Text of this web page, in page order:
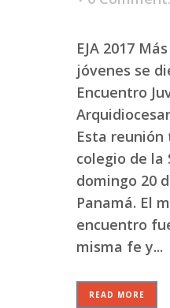
EJA 2017
jóvenes se
Encuentro
Esta reunión
colegio de la
domingo 20
Panamá. El
encuentro
misma fe y...
READ MORE